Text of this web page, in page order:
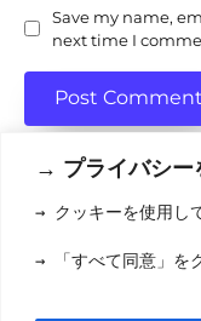
→ プライバシー
→ クッキーを使用し
→ 「すべて同意」を
Save my name,
next time I
利用規約(りよ